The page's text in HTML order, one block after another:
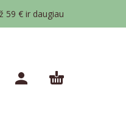
59 € ir daugiau